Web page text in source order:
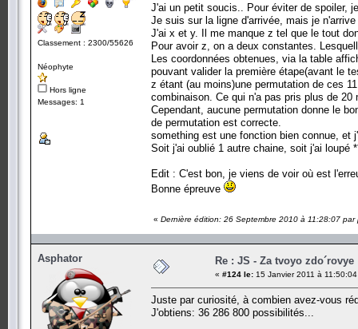
Classement : 2300/55626
Néophyte
Hors ligne
Messages: 1
J'ai un petit soucis.. Pour éviter de spoiler,
Je suis sur la ligne d'arrivée, mais je
J'ai x et y. Il me manque z tel que le tout
Pour avoir z, on a deux constantes.
Les coordonnées obtenues, via la table
pouvant valider la première étape(avant le
z étant (au moins)une permutation de ces
combinaison. Ce qui n'a pas pris plus de 20
Cependant, aucune permutation donne le
de permutation est correcte.
something est une fonction bien connue, et
Soit j'ai oublié 1 autre chaine, soit j'ai loupé
Edit : C'est bon, je viens de voir où est
Bonne épreuve
« Dernière édition: 26 Septembre 2010 à 11:28:07 par
Asphator Re : JS - Za tvoyo zdo´rovye
« #124 le: 15 Janvier 2011 à
Juste par curiosité, à combien avez-vous
J'obtiens: 36 286 800 possibilités...